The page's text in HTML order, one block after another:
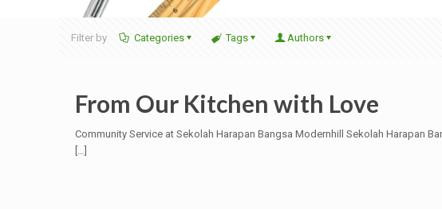
Filter by Categories Tags Authors
From Our Kitchen with Love
Community Service at Sekolah Harapan Bangsa Modernhill Sekolah Harapan
[…]